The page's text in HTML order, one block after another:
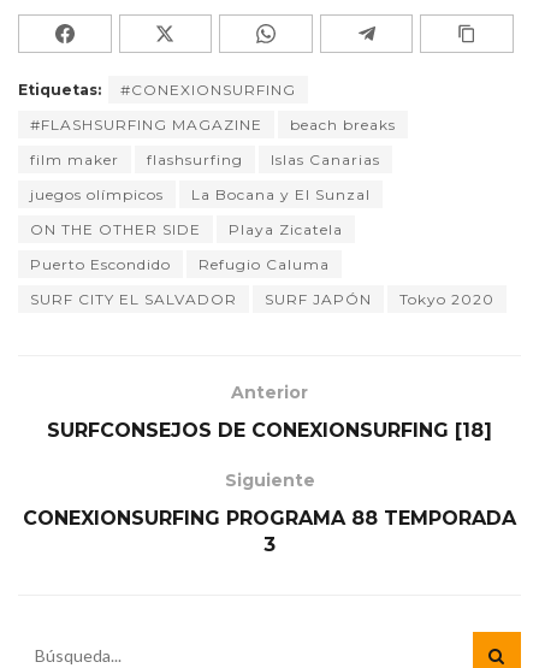
Etiquetas:
#CONEXIONSURFING
#FLASHSURFING MAGAZINE
beach breaks
film maker
flashsurfing
Islas Canarias
juegos olímpicos
La Bocana y El Sunzal
ON THE OTHER SIDE
Playa Zicatela
Puerto Escondido
Refugio Caluma
SURF CITY EL SALVADOR
SURF JAPÓN Tokyo 2020
Anterior
SURFCONSEJOS DE CONEXIONSURFING [18]
Siguiente
CONEXIONSURFING PROGRAMA 88 TEMPORADA
3